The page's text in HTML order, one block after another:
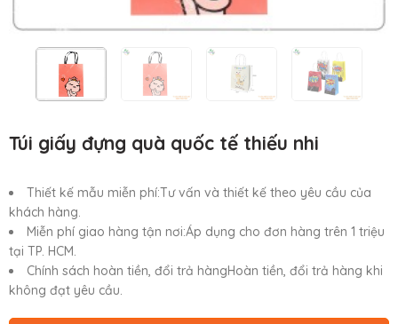
Túi giấy đựng quà quốc tế thiếu nhi
Thiết kế mẫu miễn phí:Tư vấn và thiết kế theo yêu cầu của
khách hàng.
Miễn phí giao hàng tận nơi:Áp dụng cho đơn hàng trên 1 triệu
tại TP. HCM.
Chính sách hoàn tiền, đổi trả hàngHoàn tiền, đổi trả hàng khi
không đạt yêu cầu.